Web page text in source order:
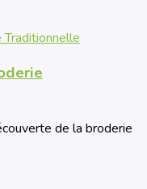
de la broderie